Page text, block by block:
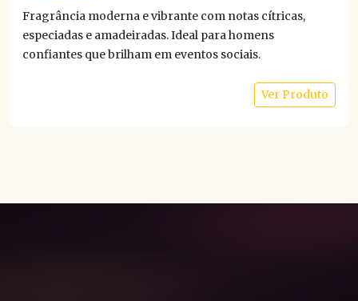
Fragrância moderna e vibrante com notas cítricas,
especiadas e amadeiradas. Ideal para homens
confiantes que brilham em eventos sociais.
Ver Produto